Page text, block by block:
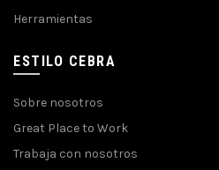
Herramientas
ESTILO CEBRA
Sobre nosotros
Great Place to Work
Trabaja con nosotros